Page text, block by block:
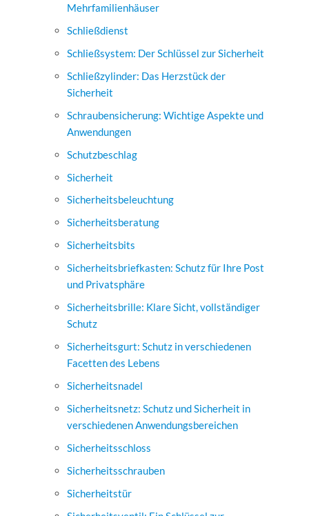
Mehrfamilienhäuser
Schließdienst
Schließsystem: Der Schlüssel zur Sicherheit
Schließzylinder: Das Herzstück der
Sicherheit
Schraubensicherung: Wichtige Aspekte und
Anwendungen
Schutzbeschlag
Sicherheit
Sicherheitsbeleuchtung
Sicherheitsberatung
Sicherheitsbits
Sicherheitsbriefkasten: Schutz für Ihre Post
und Privatsphäre
Sicherheitsbrille: Klare Sicht, vollständiger
Schutz
Sicherheitsgurt: Schutz in verschiedenen
Facetten des Lebens
Sicherheitsnadel
Sicherheitsnetz: Schutz und Sicherheit in
verschiedenen Anwendungsbereichen
Sicherheitsschloss
Sicherheitsschrauben
Sicherheitstür